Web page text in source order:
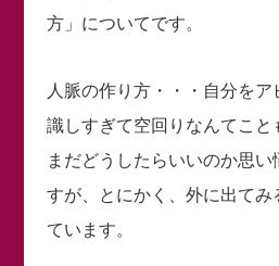
方」についてです。
人脈の作り方・・・自分を
識しすぎて空回りなんてこと
まだどうしたらいいのか思
すが、とにかく、外に出てみ
ています。